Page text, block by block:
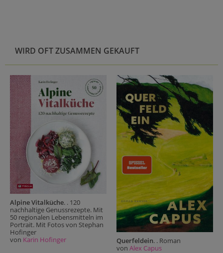
WIRD OFT ZUSAMMEN GEKAUFT
Alpine Vitalküche. . 120
nachhaltige Genussrezepte. Mit
50 regionalen Lebensmitteln im
Portrait. Mit Fotos von Stephan
Hofinger
von Karin Hofinger Querfeldein. . Roman
von Alex Capus